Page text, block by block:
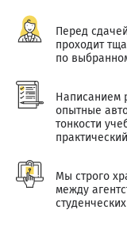
Перед
проходит
по
Написанием
опытные
тонкости
Мы строго
между